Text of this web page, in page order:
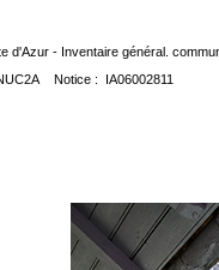
d'Azur - Inventaire général.
Notice : IA06002811